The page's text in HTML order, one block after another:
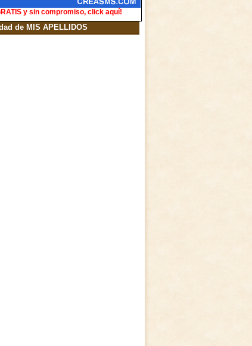
y sin compromiso, click aquí!
de MIS APELLIDOS